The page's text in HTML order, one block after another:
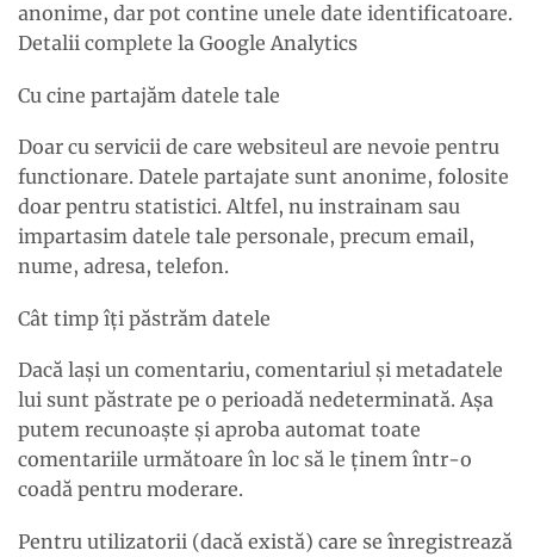
anonime, dar pot contine unele date identificatoare.
Detalii complete la Google Analytics
Cu cine partajăm datele tale
Doar cu servicii de care websiteul are nevoie pentru
functionare. Datele partajate sunt anonime, folosite
doar pentru statistici. Altfel, nu instrainam sau
impartasim datele tale personale, precum email,
nume, adresa, telefon.
Cât timp îți păstrăm datele
Dacă lași un comentariu, comentariul și metadatele
lui sunt păstrate pe o perioadă nedeterminată. Așa
putem recunoaște și aproba automat toate
comentariile următoare în loc să le ținem într-o
coadă pentru moderare.
Pentru utilizatorii (dacă există) care se înregistrează